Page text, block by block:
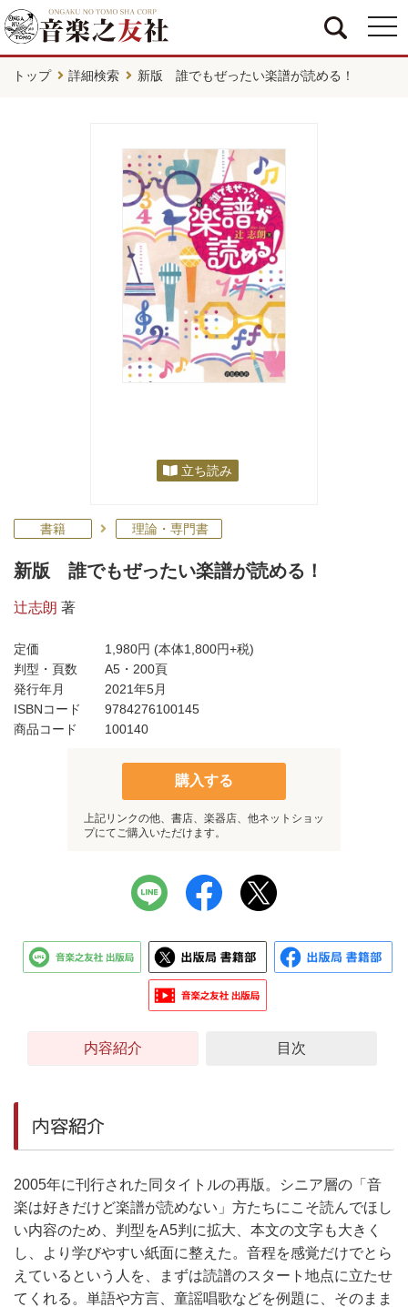
トップ 詳細検索 新版 誰でもぜったい楽譜が読める！
立ち読み
書籍 理論・専門書
新版 誰でもぜったい楽譜が読める！
辻志朗 著
定価 1,980円 (本体1,800円+税)
判型・頁数
A5・200頁
発行年月
2021年5月
ISBNコード
9784276100145
商品コード
100140
購入する
上記リンクの他、書店、楽器店、他ネットショッ
プにてご購入いただけます。
内容紹介 目次
内容紹介
2005年に刊行された同タイトルの再版。シニア層の「音
楽は好きだけど楽譜が読めない」方たちにこそ読んでほし
い内容のため、判型をA5判に拡大、本文の文字も大きく
し、より学びやすい紙面に整えた。音程を感覚だけでとら
えているという人を、まずは読譜のスタート地点に立たせ
てくれる。単語や方言、童謡唱歌などを例題に、そのまま